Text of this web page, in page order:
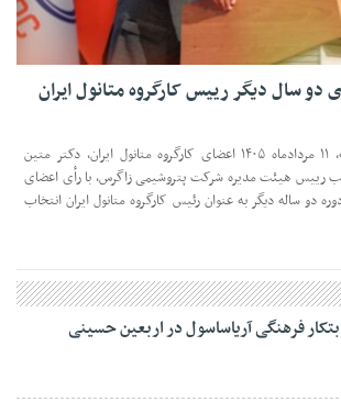
دو سال دیگر رییس کارگروه متانول ایران
در نشست روز یکشنبه، ۱۱ مردادماه ۱۴۰۵ اعضای کارگروه متانول ایران، دکتر متین
رییس هیئت مدیره شرکت پتروشیمی زاگرس، با رأی اعضای
دو ساله دیگر به عنوان رئیس کارگروه متانول ایران انتخاب
فرهنگی آریاساسول در اربعین حسینی